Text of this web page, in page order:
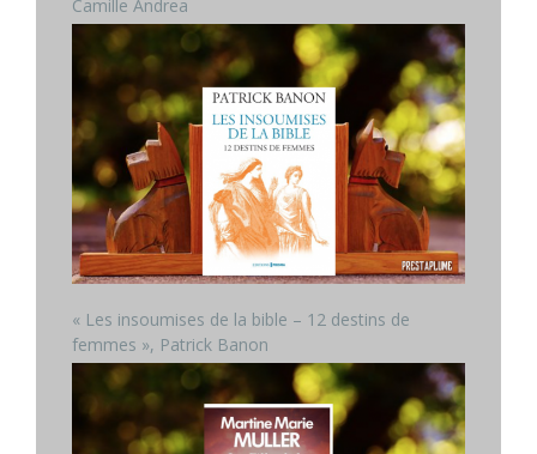
Camille Andrea
« Les insoumises de la bible – 12 destins de
femmes », Patrick Banon